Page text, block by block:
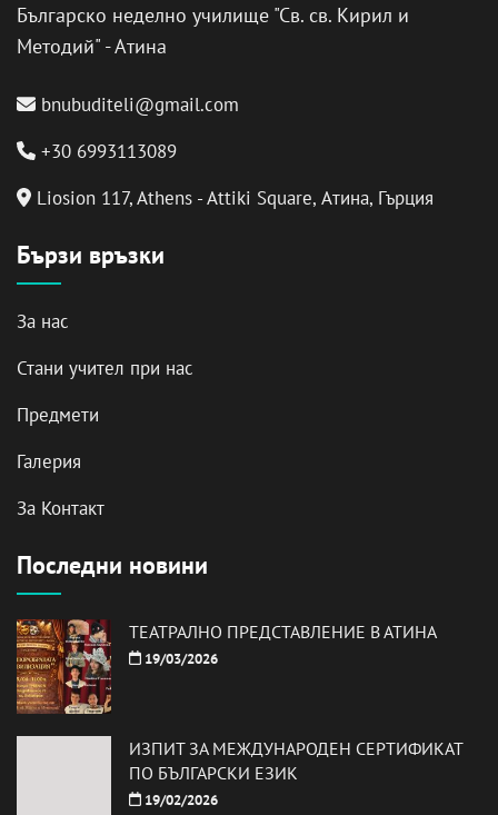
Българско неделно училище "Св. св. Кирил и
Методий" - Атина
bnubuditeli@gmail.com
+30 6993113089
Liosion 117, Athens - Attiki Square, Атина, Гърция
Бързи връзки
За нас
Стани учител при нас
Предмети
Галерия
За Контакт
Последни новини
ТЕАТРАЛНО ПРЕДСТАВЛЕНИЕ В АТИНА
19/03/2026
ИЗПИТ ЗА МЕЖДУНАРОДЕН СЕРТИФИКАТ
ПО БЪЛГАРСКИ ЕЗИК
19/02/2026